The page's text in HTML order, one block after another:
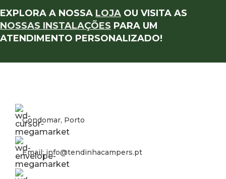
EXPLORA A NOSSA LOJA OU VISITA AS
NOSSAS INSTALAÇÕES PARA UM
ATENDIMENTO PERSONALIZADO!
Gondomar, Porto
Email: info@tendinhacampers.pt